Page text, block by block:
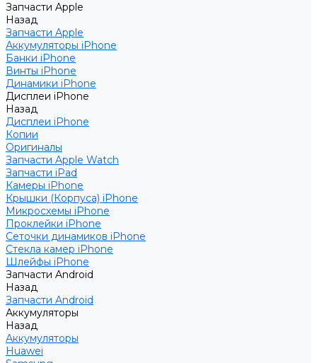
Запчасти Apple
Назад
Запчасти Apple
Аккумуляторы iPhone
Банки iPhone
Винты iPhone
Динамики iPhone
Дисплеи iPhone
Назад
Дисплеи iPhone
Копии
Оригиналы
Запчасти Apple Watch
Запчасти iPad
Камеры iPhone
Крышки (Корпуса) iPhone
Микросхемы iPhone
Проклейки iPhone
Сеточки динамиков iPhone
Стекла камер iPhone
Шлейфы iPhone
Запчасти Android
Назад
Запчасти Android
Аккумуляторы
Назад
Аккумуляторы
Huawei